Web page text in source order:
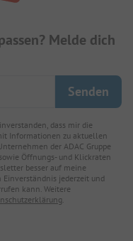
Melde dich
dass mir die
Informationen zu aktuellen
der ADAC Gruppe
Öffnungs- und Klickraten
besser auf meine
jederzeit und
kann. Weitere
.